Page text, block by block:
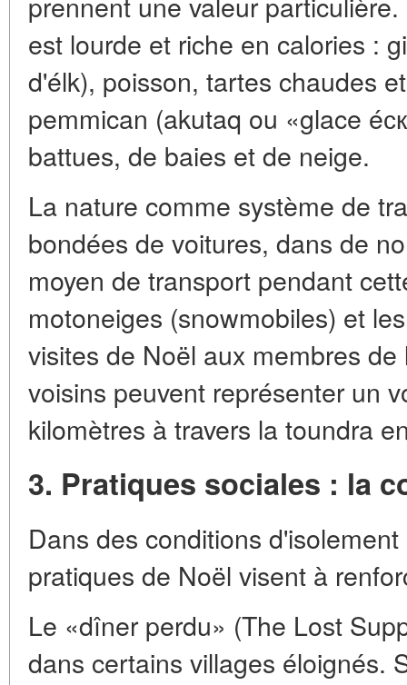
est lourde et riche en calories :
d'élk), poisson, tartes chaudes
pemmican (akutaq ou «glace
battues, de baies et de neige.
La nature comme système de
bondées de voitures, dans de
moyen de transport pendant
motoneiges (snowmobiles) et
visites de Noël aux membres
voisins peuvent représenter un
kilomètres à travers la toundra
3. Pratiques sociales : la
Dans des conditions
pratiques de Noël visent à
Le «dîner perdu» (The Lost
dans certains villages éloignés.